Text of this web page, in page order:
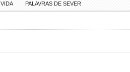
PALAVRAS DE SEVER